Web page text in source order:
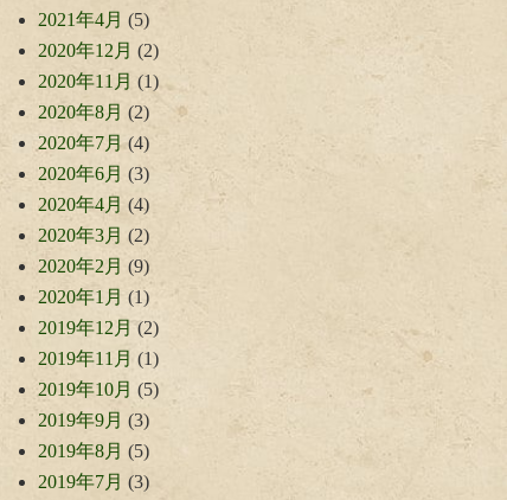
2021年4月 (5)
2020年12月 (2)
2020年11月 (1)
2020年8月 (2)
2020年7月(4)
2020年6月 (3)
2020年4月 (4)
2020年3月 (2)
2020年2月 (9)
2020年1月 (1)
2019年12月(2)
2019年11月 (1)
2019年10月 (5)
2019年9月 (3)
2019年8月 (5)
2019年7月 (3)